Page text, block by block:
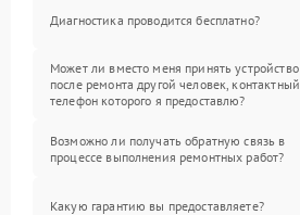
Диагностика проводится бесплатно?
Может ли вместо меня принять устройство
после ремонта другой человек, контактный
телефон которого я предоставлю?
Возможно ли получать обратную связь в
процессе выполнения ремонтных работ?
Какую гарантию вы предоставляете?